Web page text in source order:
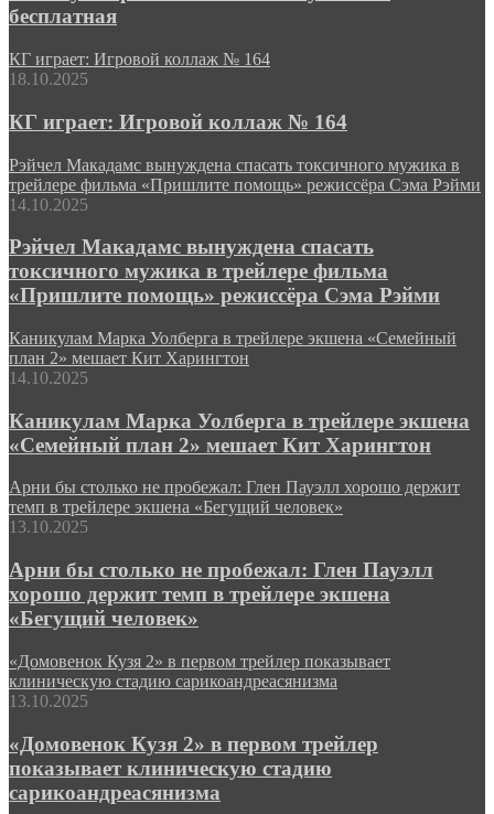
бесплатная
КГ играет: Игровой коллаж № 164
18.10.2025
КГ играет: Игровой коллаж № 164
Рэйчел Макадамс вынуждена спасать токсичного мужика в
трейлере фильма «Пришлите помощь» режиссёра Сэма Рэйми
14.10.2025
Рэйчел Макадамс вынуждена спасать
токсичного мужика в трейлере фильма
«Пришлите помощь» режиссёра Сэма Рэйми
Каникулам Марка Уолберга в трейлере экшена «Семейный
план 2» мешает Кит Харингтон
14.10.2025
Каникулам Марка Уолберга в трейлере экшена
«Семейный план 2» мешает Кит Харингтон
Арни бы столько не пробежал: Глен Пауэлл хорошо держит
темп в трейлере экшена «Бегущий человек»
13.10.2025
Арни бы столько не пробежал: Глен Пауэлл
хорошо держит темп в трейлере экшена
«Бегущий человек»
«Домовенок Кузя 2» в первом трейлер показывает
клиническую стадию сарикоандреасянизма
13.10.2025
«Домовенок Кузя 2» в первом трейлер
показывает клиническую стадию
сарикоандреасянизма